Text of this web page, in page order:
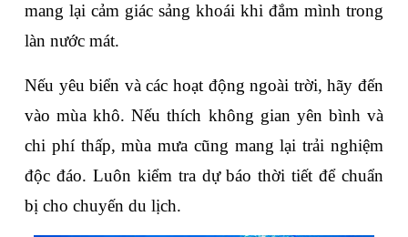
mang lại cảm giác sảng khoái khi đắm mình trong
làn nước mát.
Nếu yêu biển và các hoạt động ngoài trời, hãy đến
vào mùa khô. Nếu thích không gian yên bình và
chi phí thấp, mùa mưa cũng mang lại trải nghiệm
độc đáo. Luôn kiểm tra dự báo thời tiết để chuẩn
bị cho chuyến du lịch.